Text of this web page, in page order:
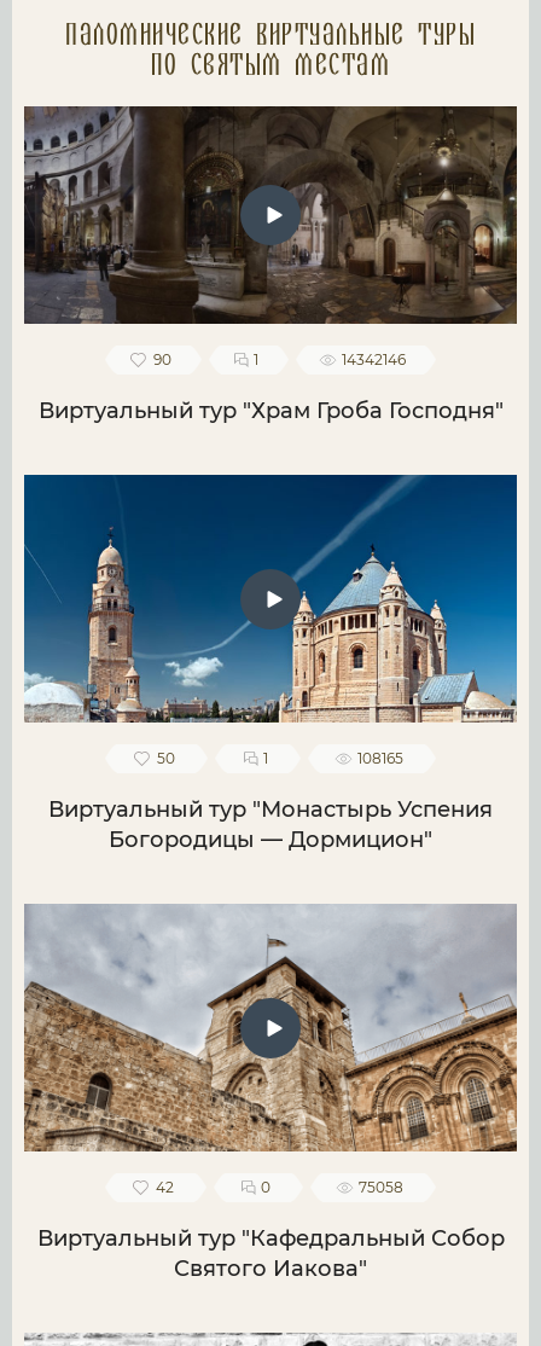
Паломнические Виртуальные туры
по святым местам
90 1 14342146
Виртуальный тур "Храм Гроба Господня"
50 1 108165
Виртуальный тур "Монастырь Успения
Богородицы — Дормицион"
42 0 75058
Виртуальный тур "Кафедральный Собор
Святого Иакова"